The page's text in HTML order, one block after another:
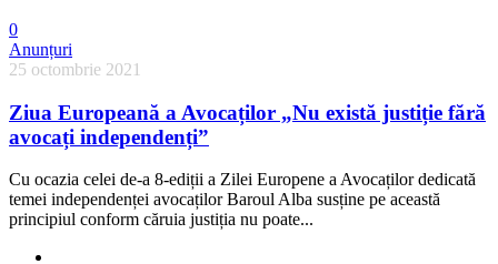
0
Anunțuri
25 octombrie 2021
Ziua Europeană a Avocaților „Nu există justiție fără
avocați independenți”
Cu ocazia celei de-a 8-ediții a Zilei Europene a Avocaților dedicată
temei independenței avocaților Baroul Alba susține pe această
principiul conform căruia justiția nu poate...